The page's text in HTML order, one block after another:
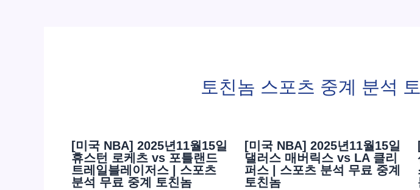
토친놈 스포츠 중계 분석
[미국 NBA] 2025년11월15일
휴스턴 로케츠 vs 포틀랜드
트레일블레이저스 | 스포츠
분석 무료 중계 토친놈
[미국 NBA] 2025년11월15일
댈러스 매버릭스 vs LA 클리
퍼스 | 스포츠 분석 무료 중계
토친놈